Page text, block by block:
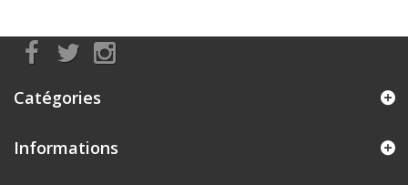
Catégories
Informations